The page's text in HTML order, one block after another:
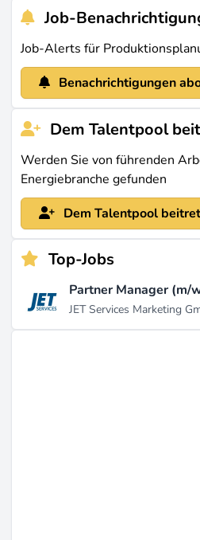
Job-
Job-Alerts für
Benachrichtigungen
Dem Talentpool
Werden Sie von führenden
Energiebranche gefunden
Dem Talentpool
Top-Jobs
Partner Manager (m/
JET Services Marketing